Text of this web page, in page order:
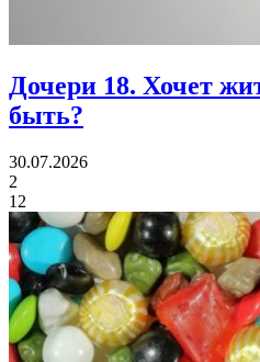
Дочери 18. Хочет
быть?
30.07.2026
2
12